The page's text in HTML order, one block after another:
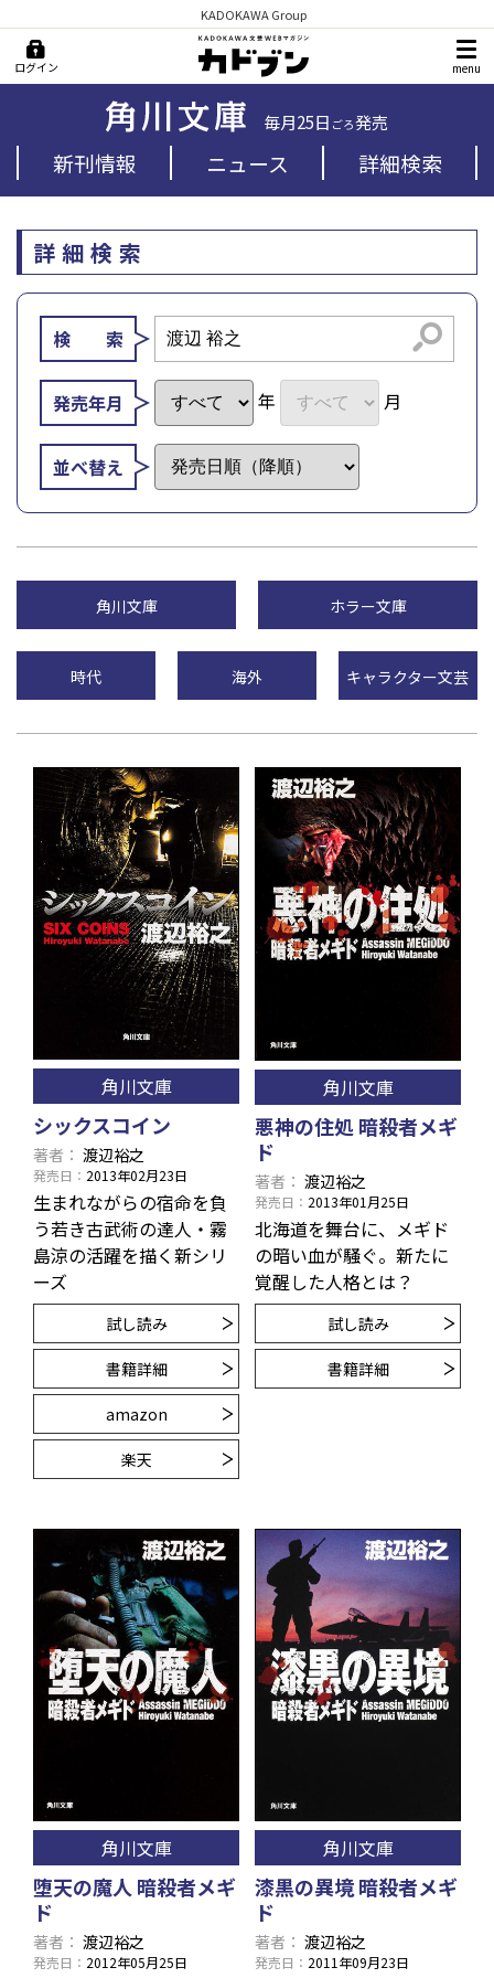
KADOKAWA Group
ログイン menu
毎月25日 ごろ発売
新刊情報 ニュース 詳細検索
詳細検索
検 索 検索
発売年月 年 月
並べ替え
角川文庫 ホラー文庫
時代 海外 キャラクター文芸
角川文庫
シックスコイン
著者 渡辺裕之
発売日 2013年02月23日
生まれながらの宿命を負
う若き古武術の達人・霧
島涼の活躍を描く新シリ
ーズ
試し読み
書籍詳細
amazon
楽天
角川文庫
悪神の住処 暗殺者メギ
ド
著者 渡辺裕之
発売日 2013年01月25日
北海道を舞台に、メギド
の暗い血が騒ぐ。新たに
覚醒した人格とは？
試し読み
書籍詳細
角川文庫
堕天の魔人 暗殺者メギ
ド
著者 渡辺裕之
発売日 2012年05月25日
角川文庫
漆黒の異境 暗殺者メギ
ド
著者 渡辺裕之
発売日 2011年09月23日